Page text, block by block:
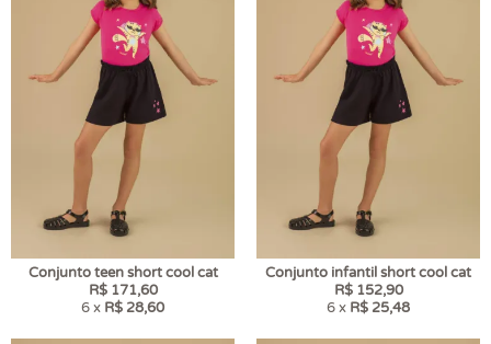
Conjunto teen short cool cat
R$ 171,60
6 x R$ 28,60
Conjunto infantil short cool cat
R$ 152,90
6 x R$ 25,48